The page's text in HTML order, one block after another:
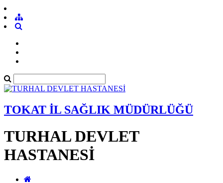
TOKAT İL SAĞLIK MÜDÜRLÜĞÜ
TURHAL DEVLET
HASTANESİ